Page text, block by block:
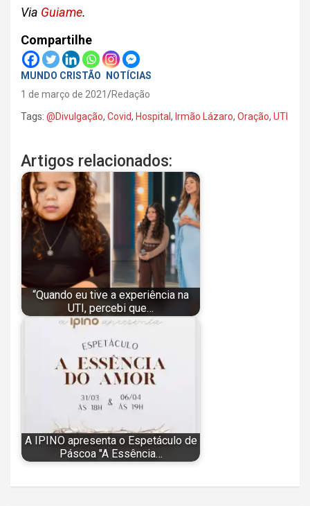
Via Guiame.
Compartilhe
MUNDO CRISTÃO
NOTÍCIAS
1 de março de 2021
Redação
Tags: @Divulgação, Covid, Hospital , Irmão Lázaro, Oração, UTI
Artigos relacionados:
“Quando eu tive a experiência na
UTI, percebi que…
A IPINO apresenta o Espetáculo de
Páscoa "A Essência…